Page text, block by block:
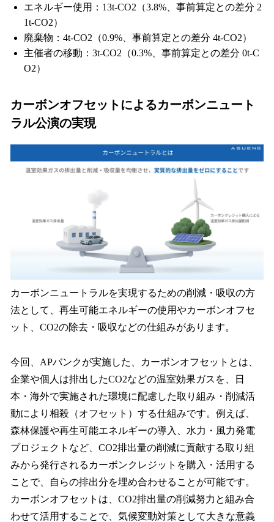
エネルギー使用：13t-CO2（3.8%、事前算定との差分 2
1t-CO2）
廃棄物：4t-CO2（0.9%、事前算定との差分 4t-CO2）
主催者の移動：3t-CO2（0.3%、事前算定との差分 0t-C
O2）
カーボンオフセットによるカーボンニュート
ラル公演の実現
カーボンニュートラルを実現するための削減・吸収の方
法として、再生可能エネルギーの使用やカーボンオフセ
ット、CO2の除去・吸収などの仕組みがあります。
今回、APバンクが実施した、カーボンオフセットとは、
企業や個人は排出したCO2などの温室効果ガスを、日
本・海外で実施された環境に配慮した取り組み・削減活
動により相殺（オフセット）する仕組みです。例えば、
森林保護や再生可能エネルギーの導入、水力・風力発電
プロジェクトなど、CO2排出量の削減に貢献する取り組
みから発行されるカーボンクレジットを購入・活用する
ことで、自らの排出分を埋め合わせることが可能です。
カーボンオフセットは、CO2排出量の削減努力と組み合
わせて活用することで、気候変動対策として大きな意義